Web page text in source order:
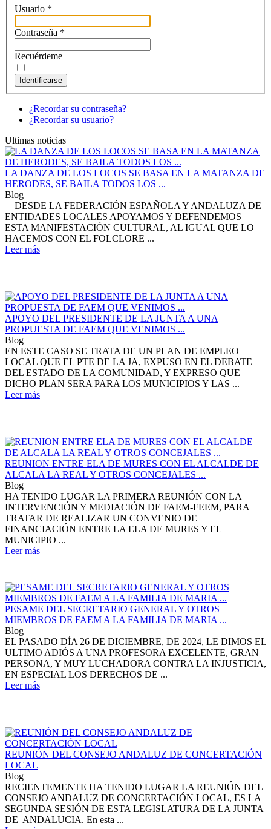
Usuario *
Contraseña *
Recuérdeme
Identificarse
¿Recordar su contraseña?
¿Recordar su usuario?
Ultimas noticias
LA DANZA DE LOS LOCOS SE BASA EN LA MATANZA DE
HERODES, SE BAILA TODOS LOS ...
Blog
DESDE LA FEDERACIÓN ESPAÑOLA Y ANDALUZA DE
ENTIDADES LOCALES APOYAMOS Y DEFENDEMOS
ESTA MANIFESTACIÓN CULTURAL, AL IGUAL QUE LO
HACEMOS CON EL FOLCLORE ...
Leer más
APOYO DEL PRESIDENTE DE LA JUNTA A UNA
PROPUESTA DE FAEM QUE VENIMOS ...
Blog
EN ESTE CASO SE TRATA DE UN PLAN DE EMPLEO
LOCAL QUE EL PTE DE LA JA, EXPUSO EN EL DEBATE
DEL ESTADO DE LA COMUNIDAD, Y EXPRESO QUE
DICHO PLAN SERA PARA LOS MUNICIPIOS Y LAS ...
Leer más
REUNION ENTRE ELA DE MURES CON EL ALCALDE DE
ALCALA LA REAL Y OTROS CONCEJALES ...
Blog
HA TENIDO LUGAR LA PRIMERA REUNIÓN CON LA
INTERVENCIÓN Y MEDIACIÓN DE FAEM-FEEM, PARA
TRATAR DE REALIZAR UN CONVENIO DE
FINANCIACIÓN ENTRE LA ELA DE MURES Y EL
MUNICIPIO ...
Leer más
PESAME DEL SECRETARIO GENERAL Y OTROS
MIEMBROS DE FAEM A LA FAMILIA DE MARIA ...
Blog
EL PASADO DÍA 26 DE DICIEMBRE, DE 2024, LE DIMOS EL
ULTIMO ADIÓS A UNA PROFESORA EXCELENTE, GRAN
PERSONA, Y MUY LUCHADORA CONTRA LA INJUSTICIA,
EN ESPECIAL LOS DERECHOS DE ...
Leer más
REUNIÓN DEL CONSEJO ANDALUZ DE CONCERTACIÓN
LOCAL
Blog
RECIENTEMENTE HA TENIDO LUGAR LA REUNIÓN DEL
CONSEJO ANDALUZ DE CONCERTACIÓN LOCAL, ES LA
SEGUNDA SESIÓN DE ESTA LEGISLATURA DE LA JUNTA
DE ANDALUCIA. En esta ...